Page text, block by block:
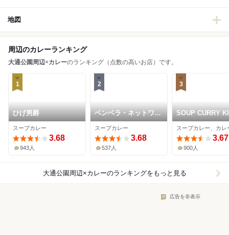
地図
周辺のカレーランキング
大通公園周辺×カレーのランキング（点数の高いお店）です。
1
ひげ男爵
スープカレー
3.68
943人
2
ベンベラ・ネットワー
クカンパニー
スープカレー
3.68
537人
3
SOUP CURRY
セントラル
スープカレー、カレ
3.67
900人
大通公園周辺×カレーのランキングをもっと見る
広告を非表示